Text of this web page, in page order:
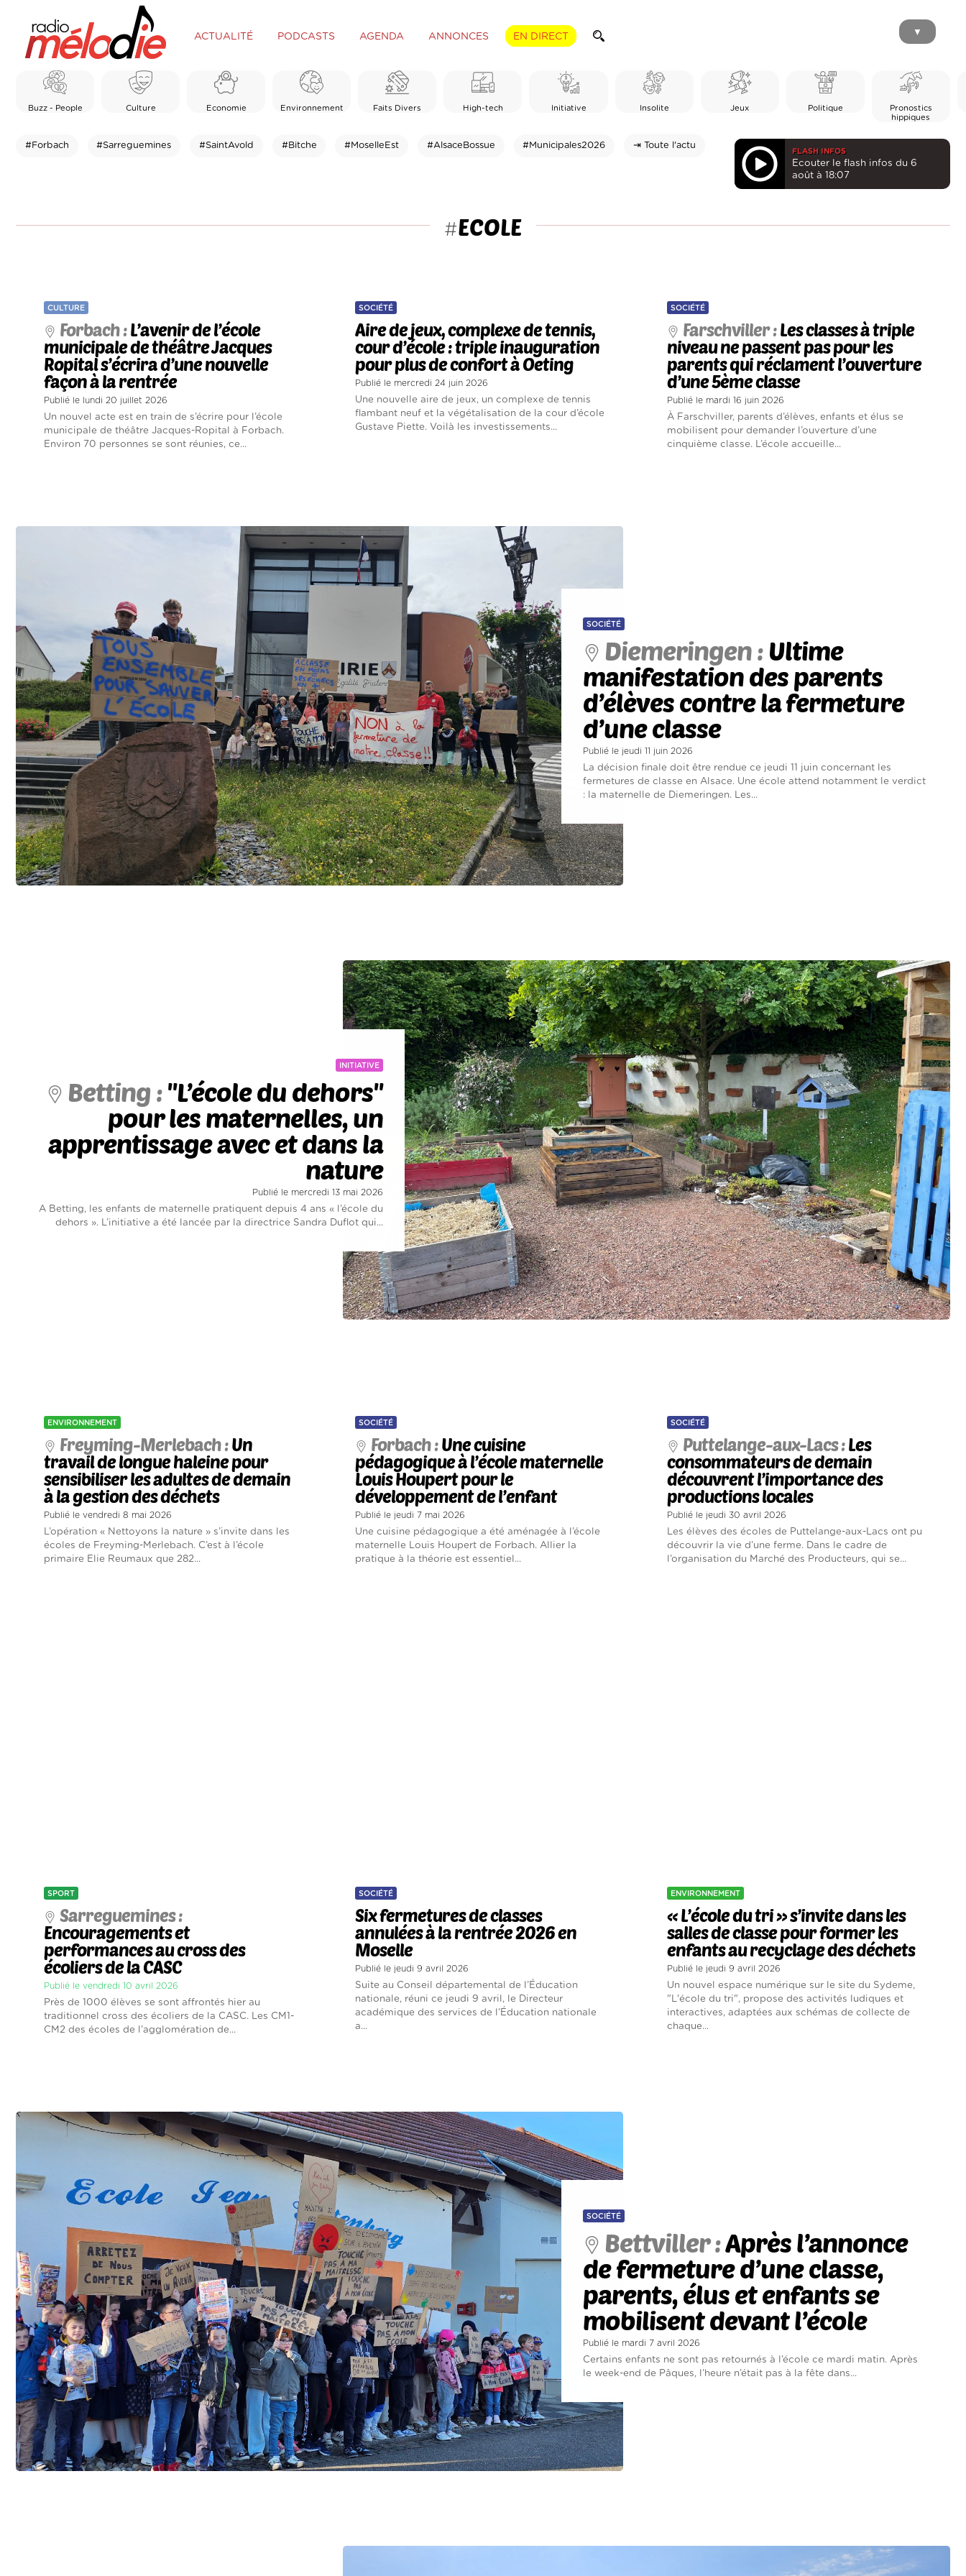
ACTUALITÉ PODCASTS AGENDA ANNONCES EN DIRECT ▼
Buzz - People Culture Economie Environnement Faits Divers High-tech Initiative Insolite Jeux Politique
Pronostics
hippiques
#Forbach #Sarreguemines #SaintAvold #Bitche #MoselleEst #AlsaceBossue #Municipales2026 ⇥ Toute l'actu
FLASH INFOS
Ecouter le flash infos du 6
août à 18:07
#ECOLE
CULTURE
Forbach :L’avenir de l’école
municipale de théâtre Jacques
Ropital s’écrira d’une nouvelle
façon à la rentrée
Publié le lundi 20 juillet 2026
Un nouvel acte est en train de s’écrire pour l’école
municipale de théâtre Jacques-Ropital à Forbach.
Environ 70 personnes se sont réunies, ce...
SOCIÉTÉ
Aire de jeux, complexe de tennis,
cour d’école : triple inauguration
pour plus de confort à Oeting
Publié le mercredi 24 juin 2026
Une nouvelle aire de jeux, un complexe de tennis
flambant neuf et la végétalisation de la cour d’école
Gustave Piette. Voilà les investissements...
SOCIÉTÉ
Farschviller :Les classes à triple
niveau ne passent pas pour les
parents qui réclament l’ouverture
d’une 5ème classe
Publié le mardi 16 juin 2026
À Farschviller, parents d’élèves, enfants et élus se
mobilisent pour demander l’ouverture d’une
cinquième classe. L’école accueille...
SOCIÉTÉ
Diemeringen : Ultime
manifestation des parents
d’élèves contre la fermeture
d’une classe
Publié le jeudi 11 juin 2026
La décision finale doit être rendue ce jeudi 11 juin concernant les
fermetures de classe en Alsace. Une école attend notamment le verdict
: la maternelle de Diemeringen. Les...
INITIATIVE
Betting :"L’école du dehors"
pour les maternelles, un
apprentissage avec et dans la
nature
Publié le mercredi 13 mai 2026
A Betting, les enfants de maternelle pratiquent depuis 4 ans « l’école du
dehors ». L’initiative a été lancée par la directrice Sandra Duflot qui...
ENVIRONNEMENT
Freyming-Merlebach :Un
travail de longue haleine pour
sensibiliser les adultes de demain
à la gestion des déchets
Publié le vendredi 8 mai 2026
L’opération « Nettoyons la nature » s’invite dans les
écoles de Freyming-Merlebach. C’est à l’école
primaire Elie Reumaux que 282...
SOCIÉTÉ
Forbach :Une cuisine
pédagogique à l’école maternelle
Louis Houpert pour le
développement de l’enfant
Publié le jeudi 7 mai 2026
Une cuisine pédagogique a été aménagée à l’école
maternelle Louis Houpert de Forbach. Allier la
pratique à la théorie est essentiel...
SOCIÉTÉ
Puttelange-aux-Lacs :Les
consommateurs de demain
découvrent l’importance des
productions locales
Publié le jeudi 30 avril 2026
Les élèves des écoles de Puttelange-aux-Lacs ont pu
découvrir la vie d’une ferme. Dans le cadre de
l’organisation du Marché des Producteurs, qui se...
SPORT
Sarreguemines :
Encouragements et
performances au cross des
écoliers de la CASC
Publié le vendredi 10 avril 2026
Près de 1000 élèves se sont affrontés hier au
traditionnel cross des écoliers de la CASC. Les CM1-
CM2 des écoles de l’agglomération de...
SOCIÉTÉ
Six fermetures de classes
annulées à la rentrée 2026 en
Moselle
Publié le jeudi 9 avril 2026
Suite au Conseil départemental de l’Éducation
nationale, réuni ce jeudi 9 avril, le Directeur
académique des services de l’Éducation nationale
a...
ENVIRONNEMENT
« L’école du tri » s’invite dans les
salles de classe pour former les
enfants au recyclage des déchets
Publié le jeudi 9 avril 2026
Un nouvel espace numérique sur le site du Sydeme,
"L'école du tri", propose des activités ludiques et
interactives, adaptées aux schémas de collecte de
chaque...
SOCIÉTÉ
Bettviller :Après l’annonce
de fermeture d’une classe,
parents, élus et enfants se
mobilisent devant l’école
Publié le mardi 7 avril 2026
Certains enfants ne sont pas retournés à l’école ce mardi matin. Après
le week-end de Pâques, l’heure n’était pas à la fête dans...